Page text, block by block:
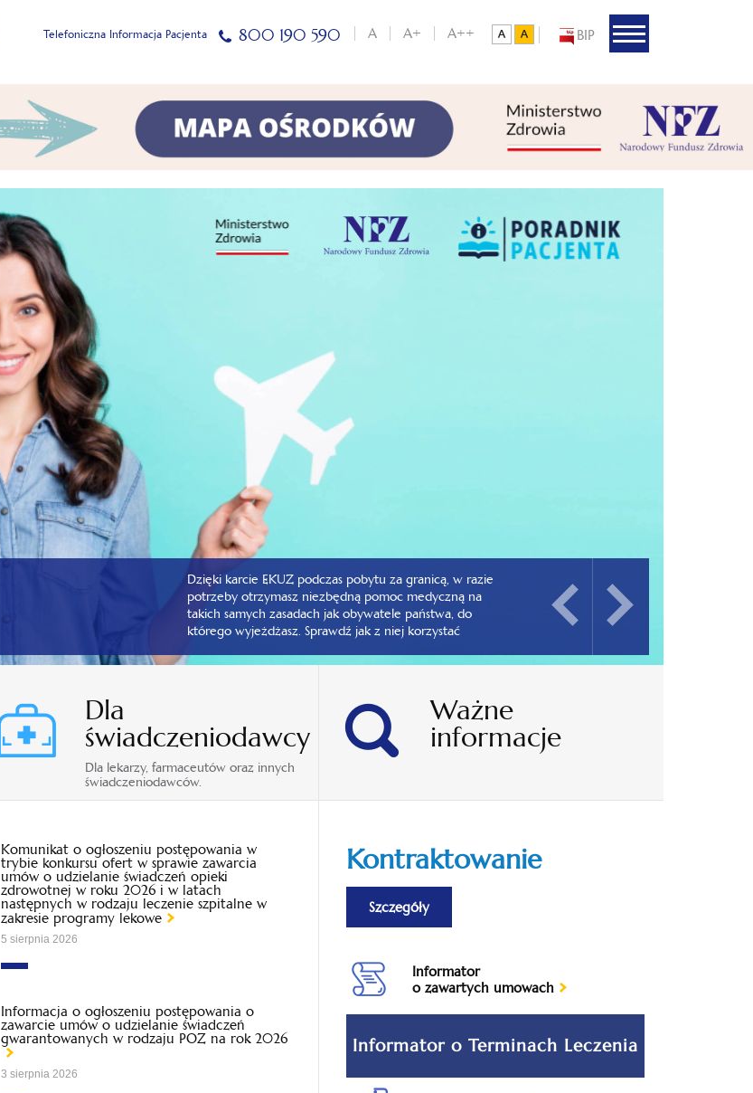
BIP
A A+ A++
Telefoniczna Informacja Pacjenta 800 190 590
Dzięki karcie EKUZ podczas pobytu za granicą, w razie
potrzeby otrzymasz niezbędną pomoc medyczną na
takich samych zasadach jak obywatele państwa, do
którego wyjeżdżasz. Sprawdź jak z niej korzystać
Dla
świadczeniodawcy
Dla lekarzy, farmaceutów oraz innych
świadczeniodawców.
Komunikat o ogłoszeniu postępowania w
trybie konkursu ofert w sprawie zawarcia
umów o udzielanie świadczeń opieki
zdrowotnej w roku 2026 i w latach
następnych w rodzaju leczenie szpitalne w
zakresie programy lekowe
5 sierpnia 2026
Informacja o ogłoszeniu postępowania o
zawarcie umów o udzielanie świadczeń
gwarantowanych w rodzaju POZ na rok 2026
3 sierpnia 2026
Ważne
informacje
Kontraktowanie
Szczegóły
Informator
o zawartych umowach